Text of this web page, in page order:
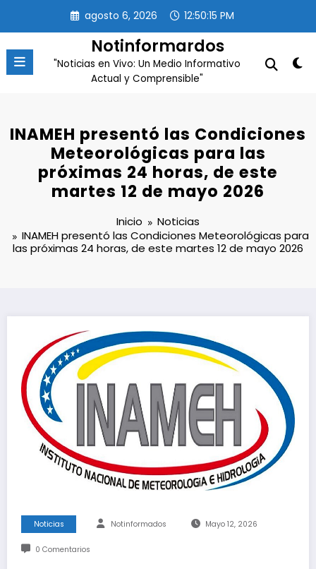
contenido
agosto 6, 2026 12:50:15 PM
Notinformardos
"Noticias en Vivo: Un Medio Informativo
Actual y Comprensible"
INAMEH presentó las Condiciones
Meteorológicas para las
próximas 24 horas, de este
martes 12 de mayo 2026
Inicio
Noticias
INAMEH presentó las Condiciones Meteorológicas para
las próximas 24 horas, de este martes 12 de mayo 2026
Noticias Notinformados Mayo 12, 2026
0 Comentarios